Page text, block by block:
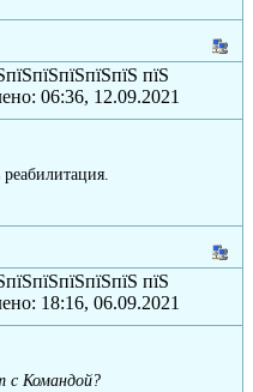
пїЅ
06:36, 12.09.2021
реабилитация.
пїЅ
18:16, 06.09.2021
с Командой?